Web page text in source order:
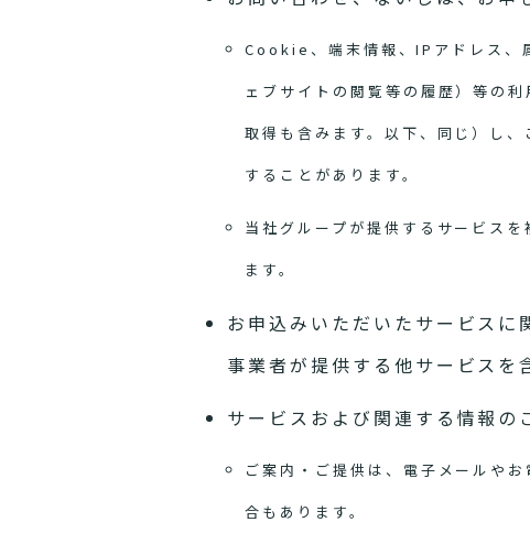
Cookie、端末情報、IPアドレス、
ェブサイトの閲覧等の履歴）等の
取得も含みます。以下、同じ）し
することがあります。
当社グループが提供するサービス
ます。
お申込みいただいたサービスに
事業者が提供する他サービス
サービスおよび関連する情報
ご案内・ご提供は、電子メールや
合もあります。